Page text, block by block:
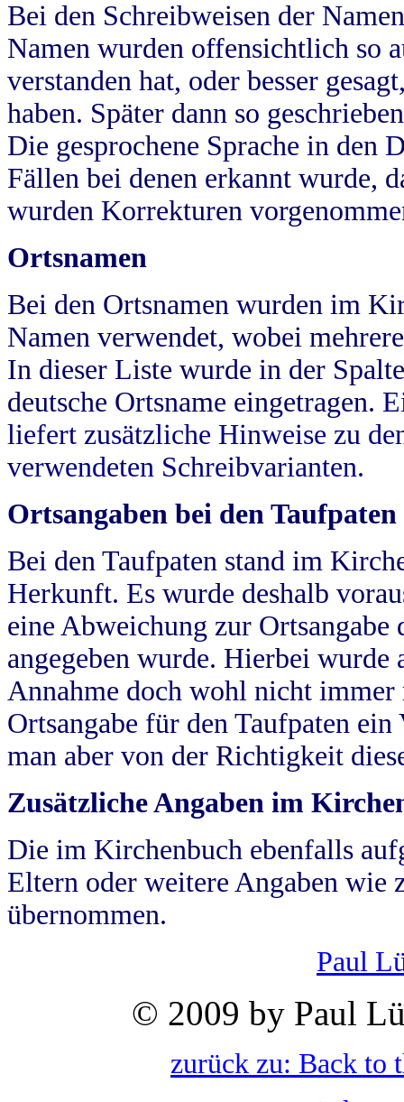
Bei den Schreibweisen der
Namen wurden offensichtlich so
verstanden hat, oder besser
haben. Später dann so
Die gesprochene Sprache in
Fällen bei denen erkannt wurde,
wurden Korrekturen
Ortsnamen
Bei den Ortsnamen wurden im
Namen verwendet, wobei
In dieser Liste wurde in der
deutsche Ortsname eingetragen.
liefert zusätzliche Hinweise zu
verwendeten Schreibvarianten.
Ortsangaben bei den Taufpaten
Bei den Taufpaten stand im
Herkunft. Es wurde deshalb
eine Abweichung zur
angegeben wurde. Hierbei wurde
Annahme doch wohl nicht
Ortsangabe für den Taufpaten
man aber von der Richtigkeit
Zusätzliche Angaben im
Die im Kirchenbuch ebenfalls
Eltern oder weitere Angaben wie
übernommen.
Paul
© 2009 by Paul
zurück zu: Back to